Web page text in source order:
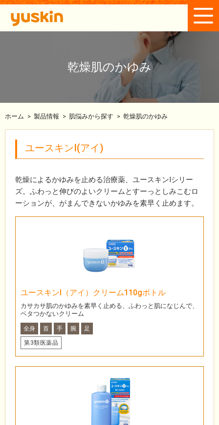
乾燥肌のかゆみ
ホーム > 製品情報 > 肌悩みから探す > 乾燥肌のかゆみ
ユースキンI(アイ)
乾燥によるかゆみを止める治療薬、ユースキンIシリー
ズ。ふわっと伸びのよいクリームとすーっとしみこむロ
ーションが、がまんできないかゆみを素早く止めます。
ユースキンI（アイ）クリーム110gボトル
カサカサ肌のかゆみを素早く止める、ふわっと肌になじんで、
ベタつかないクリーム
全身 首 手 腕 足
第3類医薬品